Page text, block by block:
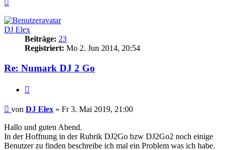
DJ Elex
Beiträge: 23
Registriert: Mo 2. Jun 2014, 20:54
Re: Numark DJ 2 Go
Beitrag
von DJ Elex » Fr 3. Mai 2019, 21:00
Hallo und guten Abend.
In der Hoffnung in der Rubrik DJ2Go bzw DJ2Go2 noch einige
Benutzer zu finden beschreibe ich mal ein Problem was ich habe.